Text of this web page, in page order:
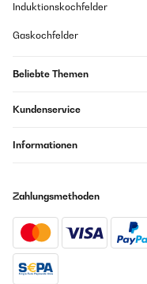
Induktionskochfelder
Gaskochfelder
Beliebte Themen
Kundenservice
Informationen
Zahlungsmethoden